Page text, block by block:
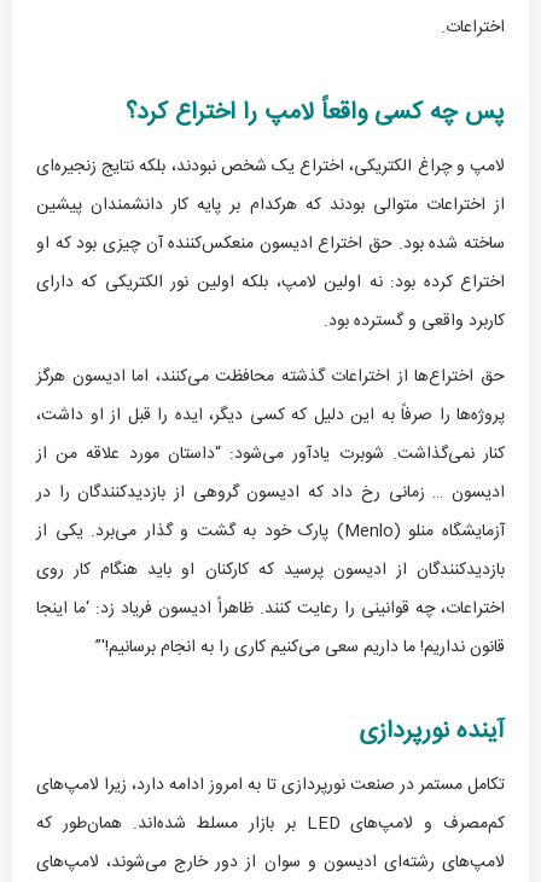
اختراعات.
پس چه کسی واقعاً لامپ را اختراع کرد؟
لامپ و چراغ الکتریکی، اختراع یک شخص نبودند، بلکه نتایج زنجیره‌ای
از اختراعات متوالی بودند که هرکدام بر پایه کار دانشمندان پیشین
ساخته شده بود. حق اختراع ادیسون منعکس‌کننده آن چیزی بود که او
اختراع کرده بود: نه اولین لامپ، بلکه اولین نور الکتریکی که دارای
کاربرد واقعی و گسترده بود.
حق اختراع‌ها از اختراعات گذشته محافظت می‌کنند، اما ادیسون هرگز
پروژه‌ها را صرفاً به این دلیل که کسی دیگر، ایده را قبل از او داشت،
کنار نمی‌گذاشت. شوبرت یادآور می‌شود: “داستان مورد علاقه من از
ادیسون … زمانی رخ داد که ادیسون گروهی از بازدیدکنندگان را در
آزمایشگاه منلو (Menlo) پارک خود به گشت و گذار می‌برد. یکی از
بازدیدکنندگان از ادیسون پرسید که کارکنان او باید هنگام کار روی
اختراعات، چه قوانینی را رعایت کنند. ظاهراً ادیسون فریاد زد: ‘ما اینجا
قانون نداریم! ما داریم سعی می‌کنیم کاری را به انجام برسانیم!'”
آینده نورپردازی
تکامل مستمر در صنعت نورپردازی تا به امروز ادامه دارد، زیرا لامپ‌های
کم‌مصرف و لامپ‌های LED بر بازار مسلط شده‌اند. همان‌طور که
لامپ‌های رشته‌ای ادیسون و سوان از دور خارج می‌شوند، لامپ‌های